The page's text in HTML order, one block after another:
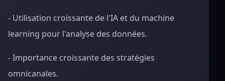
- Utilisation croissante de l'IA et du machine
learning pour l'analyse des données.
- Importance croissante des stratégies
omnicanales.